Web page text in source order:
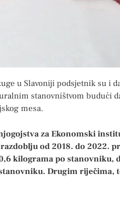
u Slavoniji podsjetnik su i
stanovništvom budući
mesa.
za Ekonomski
od 2018. do 2022.
kilograma po stanovniku,
Drugim riječima,